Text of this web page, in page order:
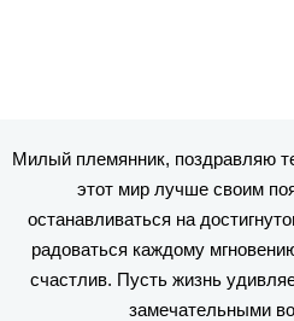
Милый племянник, поздравляю
этот мир лучше своим
останавливаться на
радоваться каждому
счастлив. Пусть жизнь
замечательными